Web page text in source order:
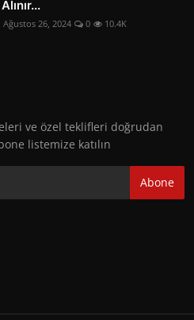
Ağustos 26, 2024 0 10.4K
ve özel teklifleri doğrudan
listemize katılın
Abone